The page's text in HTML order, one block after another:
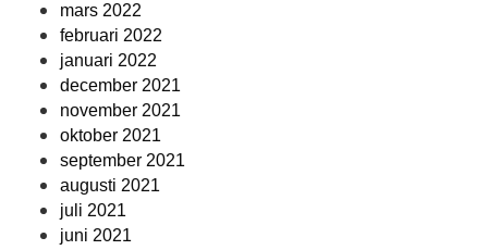
mars 2022
februari 2022
januari 2022
december 2021
november 2021
oktober 2021
september 2021
augusti 2021
juli 2021
juni 2021